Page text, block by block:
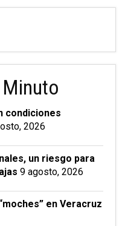
condiciones
2026
un riesgo para
9 agosto, 2026
en Veracruz